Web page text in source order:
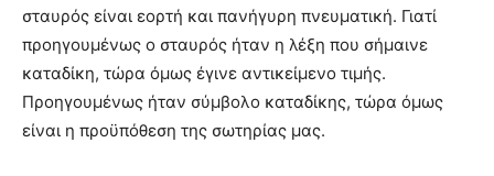
σταυρός είναι εορτή και πανήγυρη πνευματική. Γιατί
προηγουμένως ο σταυρός ήταν η λέξη που σήμαινε
καταδίκη, τώρα όμως έγινε αντικείμενο τιμής.
Προηγουμένως ήταν σύμβολο καταδίκης, τώρα όμως
είναι η προϋπόθεση της σωτηρίας μας.